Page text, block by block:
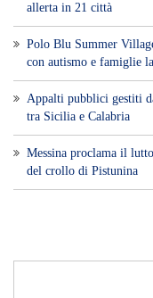
allerta in 21 città
Polo Blu Summer
con autismo e famiglie
Appalti pubblici gestiti
tra Sicilia e Calabria
Messina proclama il
del crollo di Pistunina